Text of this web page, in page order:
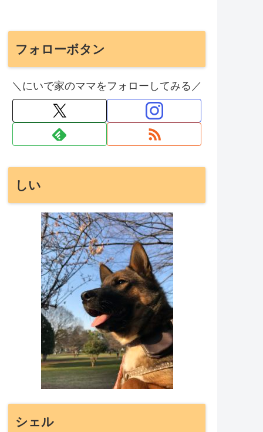
フォローボタン
＼にいで家のママをフォローしてみる／
しい
シェル